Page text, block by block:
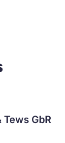
GbR